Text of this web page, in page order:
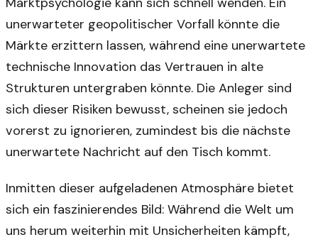
unerwarteter geopolitischer Vorfall könnte die
Märkte erzittern lassen, während eine unerwartete
technische Innovation das Vertrauen in alte
Strukturen untergraben könnte. Die Anleger sind
sich dieser Risiken bewusst, scheinen sie jedoch
vorerst zu ignorieren, zumindest bis die nächste
unerwartete Nachricht auf den Tisch kommt.
Inmitten dieser aufgeladenen Atmosphäre bietet
sich ein faszinierendes Bild: Während die Welt um
uns herum weiterhin mit Unsicherheiten kämpft,